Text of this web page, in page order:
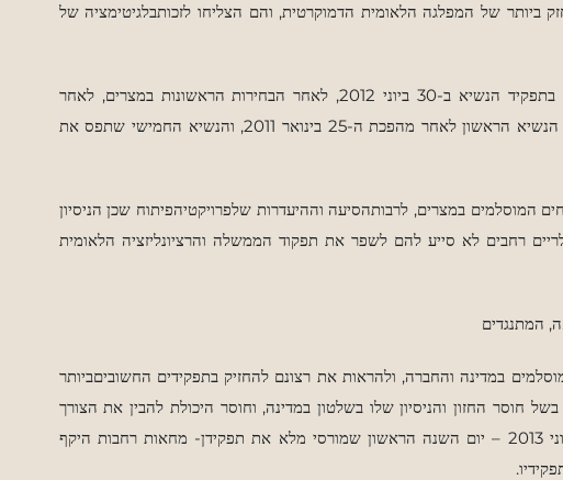
של המפלגה הלאומית הדמוקרטית, והם הצליחו לזכותבלגיטימציה של
הנשיא
ב-30 ביוני 2012, לאחר הבחירות הראשונות במצרים, לאחר
הנשיא הראשון לאחר
מהפכת ה-25 בינואר 2011, והנשיא החמישי שתפס את
המוסלמים במצרים, לרבותהסיעה וההיעדרות שלפרויקטיהפיתוח שכן הניסיון
רחבים לא סייע להם לשפר את תפקוד הממשלה והרציונליזציה הלאומית
המתנגדים
במדינה והחברה, ולהראות את רצונם להחזיק בתפקידים החשוביםביותר
חוסר החזון והניסיון שלו בשלטון במדינה, וחוסר היכולת להבין את הצורך
השנה הראשון שמורסי מלא את תפקידן- מחאות רחבות היקף